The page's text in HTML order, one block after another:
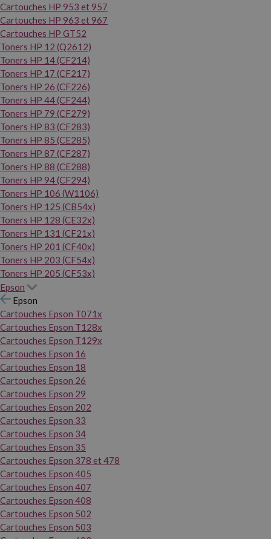
Cartouches HP 953 et 957
Cartouches HP 963 et 967
Cartouches HP GT52
Toners HP 12 (Q2612)
Toners HP 14 (CF214)
Toners HP 17 (CF217)
Toners HP 26 (CF226)
Toners HP 44 (CF244)
Toners HP 79 (CF279)
Toners HP 83 (CF283)
Toners HP 85 (CE285)
Toners HP 87 (CF287)
Toners HP 88 (CE288)
Toners HP 94 (CF294)
Toners HP 106 (W1106)
Toners HP 125 (CB54x)
Toners HP 128 (CE32x)
Toners HP 131 (CF21x)
Toners HP 201 (CF40x)
Toners HP 203 (CF54x)
Toners HP 205 (CF53x)
Epson
Epson
Cartouches Epson T071x
Cartouches Epson T128x
Cartouches Epson T129x
Cartouches Epson 16
Cartouches Epson 18
Cartouches Epson 26
Cartouches Epson 29
Cartouches Epson 202
Cartouches Epson 33
Cartouches Epson 34
Cartouches Epson 35
Cartouches Epson 378 et 478
Cartouches Epson 405
Cartouches Epson 407
Cartouches Epson 408
Cartouches Epson 502
Cartouches Epson 503